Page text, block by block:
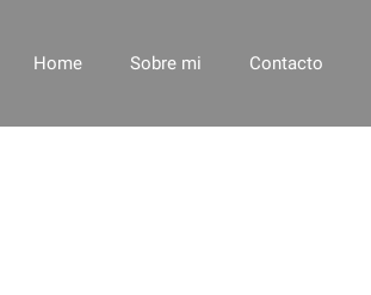
Home Sobre mi Contacto